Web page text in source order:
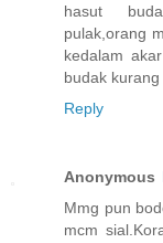
hasut
pulak,orang
kedalam
budak
Reply
Anonymous
Mmg pun
mcm